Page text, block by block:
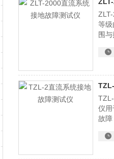
等级
围
确
仪用
故障